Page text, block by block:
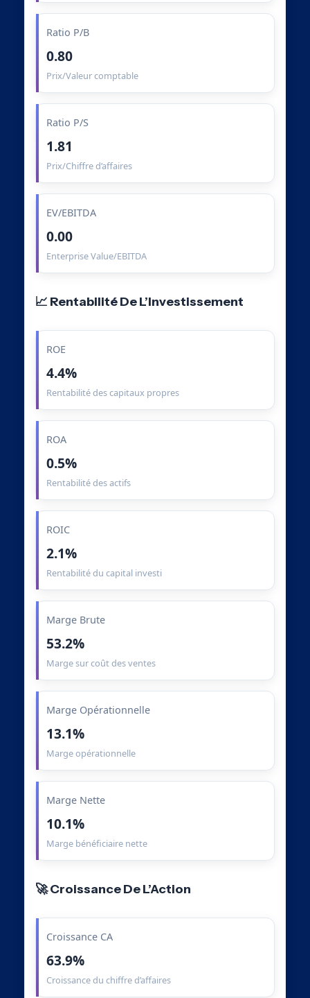
Ratio P/B
0.80
Prix/Valeur comptable
Ratio P/S
1.81
Prix/Chiffre d’affaires
EV/EBITDA
0.00
Enterprise Value/EBITDA
📈 Rentabilité De L’Investissement
ROE
4.4%
Rentabilité des capitaux propres
ROA
0.5%
Rentabilité des actifs
ROIC
2.1%
Rentabilité du capital investi
Marge Brute
53.2%
Marge sur coût des ventes
Marge Opérationnelle
13.1%
Marge opérationnelle
Marge Nette
10.1%
Marge bénéficiaire nette
🚀 Croissance De L’Action
Croissance CA
63.9%
Croissance du chiffre d’affaires